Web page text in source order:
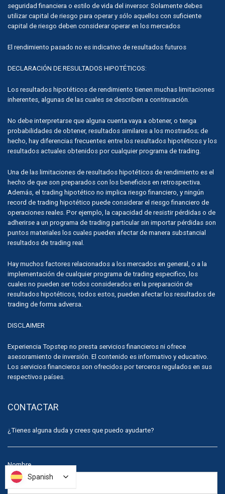
seguridad financiera o estilo de vida del inversor. Solamente debes
utilizar capital de riesgo para operar y sólo aquellos con suficiente
capital de riesgo deben considerar operar en los mercados
El rendimiento pasado no es indicativo de resultados futuros
DECLARACIÓN DE RESULTADOS HIPOTÉTICOS:
Los resultados hipotéticos de rendimiento tienen muchas limitaciones
inherentes, algunas de las cuales se describen a continuación.
No debe interpretarse que alguna cuenta vaya a obtener, o tenga
probabilidades de obtener, resultados similares a los mostrados; de
hecho, hay diferencias frecuentes entre los resultados hipotéticos y los
resultados actuales obtenidos por cualquier programa de trading.
Una de las limitaciones de resultados hipotéticos de rendimiento es el
hecho de que son preparados con los beneficios en retrospectiva.
Además, el trading hipotético no implica riesgo financiero, y ningún
record de trading hipotético puede considerar el riesgo financiero de
operaciones reales. Por ejemplo, la capacidad de resistir pérdidas o de
adherirse a un programa de trading particular sin importar pérdidas son
puntos materiales los cuales pueden afectar de manera substancial
resultados de trading real.
Hay muchos factores relacionados a los mercados en general, o a la
implementación de cualquier programa de trading especifico, los
cuales no pueden ser todos considerados en la preparación de
resultados hipotéticos, todos estos, pueden afectar los resultados de
trading de forma adversa.
DISCLAIMER
Experiencia Topstep no presta servicios financieros ni ofrece
asesoramiento de inversión. El contenido es informativo y educativo.
Los servicios financieros son ofrecidos por terceros regulados en sus
respectivos países.
CONTACTAR
¿Tienes alguna duda y crees que puedo ayudarte?
Nombre
Spanish
Spanish